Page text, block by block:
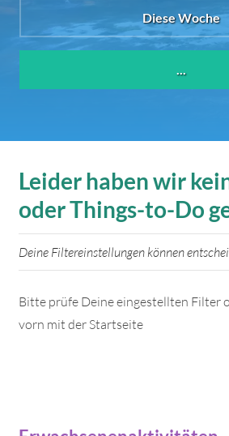
Diese Woche
Leider haben wir
oder Things-to-Do
Deine Filtereinstellungen können
Bitte prüfe Deine eingestellten Filter
vorn mit der Startseite